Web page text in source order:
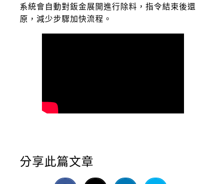
系統會自動對鈑金展開進行除料，指令結束後還
原，減少步驟加快流程。
分享此篇文章